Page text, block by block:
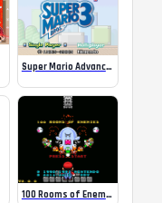
Super Mario Advance 4 – All 38 e-Reader Levels
100 Rooms of Enemies by Daizo Dee Von